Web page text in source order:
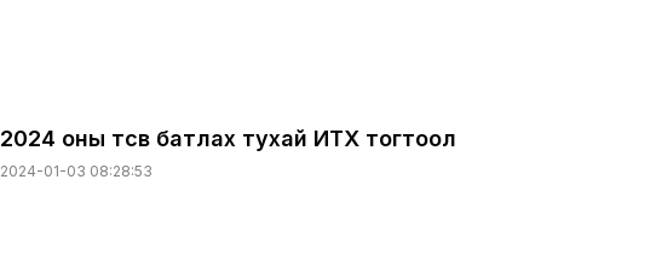
2024 оны төсөв батлах тухай ИТХ тогтоол
2024-01-03 08:28:53